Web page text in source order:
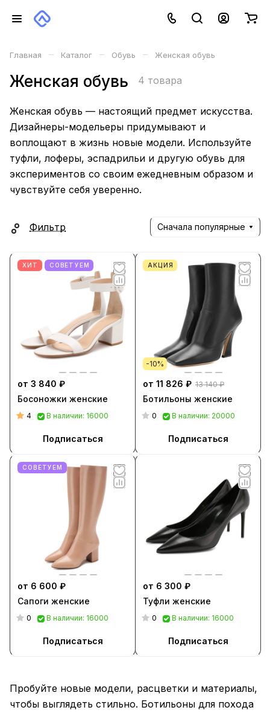
Главная – Каталог – Обувь – Женская обувь
Женская обувь 4 товара
Женская обувь — настоящий предмет искусства.
Дизайнеры-модельеры придумывают и
воплощают в жизнь новые модели. Используйте
туфли, лоферы, эспадрильи и другую обувь для
экспериментов со своим ежедневным образом и
чувствуйте себя уверенно.
Фильтр Сначала популярные
ХИТ СОВЕТУЕМ
от 3 840 ₽
Босоножки женские
4 В наличии: 16000
Подписаться
АКЦИЯ
-10%
от 11 826 ₽ 13 140 ₽
Ботильоны женские
0 В наличии: 20000
Подписаться
СОВЕТУЕМ
от 6 600 ₽
Сапоги женские
0 В наличии: 16000
Подписаться
от 6 300 ₽
Туфли женские
0 В наличии: 16000
Подписаться
Пробуйте новые модели, расцветки и материалы,
чтобы выглядеть стильно. Ботильоны для похода